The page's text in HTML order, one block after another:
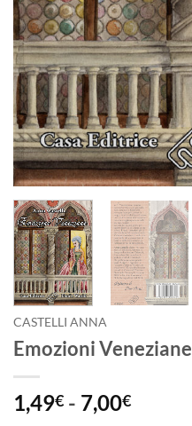
CASTELLI ANNA
Emozioni Veneziane
1,49€ - 7,00€Fascia